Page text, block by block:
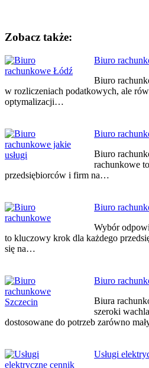
Zobacz także:
Biuro
Biuro
w rozliczeniach podatkowych, ale
optymalizacji…
Biuro
Biuro
rachunkowe
przedsiębiorców i firm na…
Biuro
Wybór
to kluczowy krok dla każdego
się na…
Biuro
Biura
szeroki
dostosowane do potrzeb zarówno
Usługi
Nawigacja
wpisu